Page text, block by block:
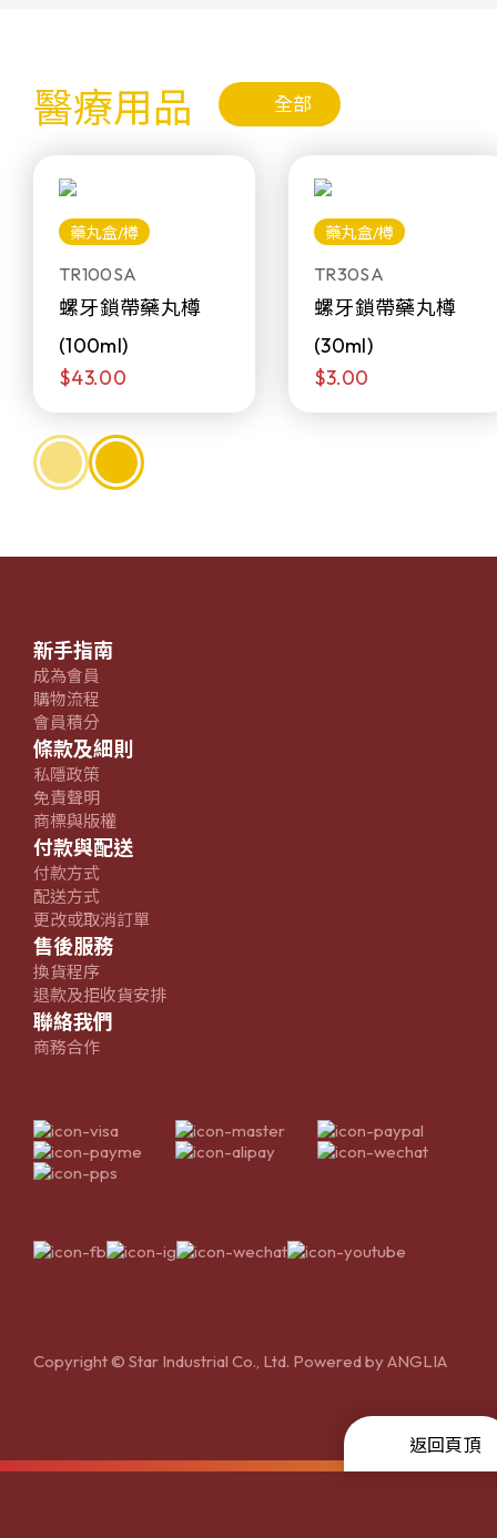
醫療用品 全部
藥丸盒/樽
TR100SA
螺牙鎖帶藥丸樽
(100ml)
$43.00
藥丸盒/樽
TR30SA
螺牙鎖帶藥丸樽
(30ml)
$3.00
新手指南
成為會員
購物流程
會員積分
條款及細則
私隱政策
免責聲明
商標與版權
付款與配送
付款方式
配送方式
更改或取消訂單
售後服務
換貨程序
退款及拒收貨安排
聯絡我們
商務合作
Copyright © Star Industrial Co., Ltd. Powered byANGLIA
返回頁頂